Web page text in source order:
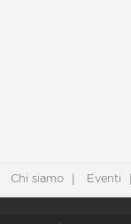
Chi siamo Eventi